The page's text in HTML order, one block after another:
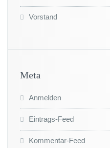
Vorstand
Meta
Anmelden
Eintrags-Feed
Kommentar-Feed